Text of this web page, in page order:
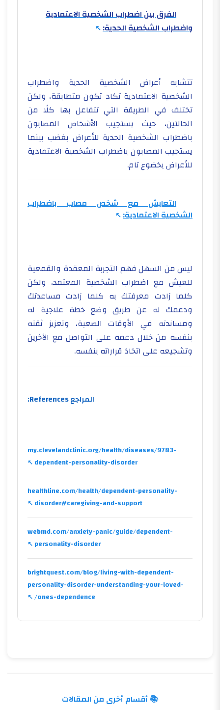
الفرق بين اضطراب الشخصية الاعتمادية
واضطراب الشخصية الحدية:
تتشابه أعراض الشخصية الحدية واضطراب
الشخصية الاعتمادية تكاد تكون متطابقة، ولكن
تختلف في الطريقة التي تتفاعل بها كلًا من
الحالتين، حيث يستجيب الأشخاص المصابون
باضطراب الشخصية الحدية للأعراض بغضب بينما
يستجيب المصابون باضطراب الشخصية الاعتمادية
للأعراض بخضوع تام.
التعايش مع شخص مصاب باضطراب
الشخصية الاعتمادية:
ليس من السهل فهم التجربة المعقدة والقمعية
للعيش مع اضطراب الشخصية المعتمد، ولكن
كلما زادت معرفتك به كلما زادت مساعدتك
ودعمك له عن طريق وضع خطة علاجية له
ومساندته في الأوقات الصعبة، وتعزيز ثقته
بنفسه من خلال دعمه على التواصل مع الآخرين
وتشجيعه على اتخاذ قراراته بنفسه.
المراجع References:
my.clevelandclinic.org/health/diseases/9783-
dependent-personality-disorder
healthline.com/health/dependent-personality-
disorder#caregiving-and-support
webmd.com/anxiety-panic/guide/dependent-
personality-disorder
brightquest.com/blog/living-with-dependent-
personality-disorder-understanding-your-loved-
ones-dependence/
📚 أقسام أخرى من المقالات